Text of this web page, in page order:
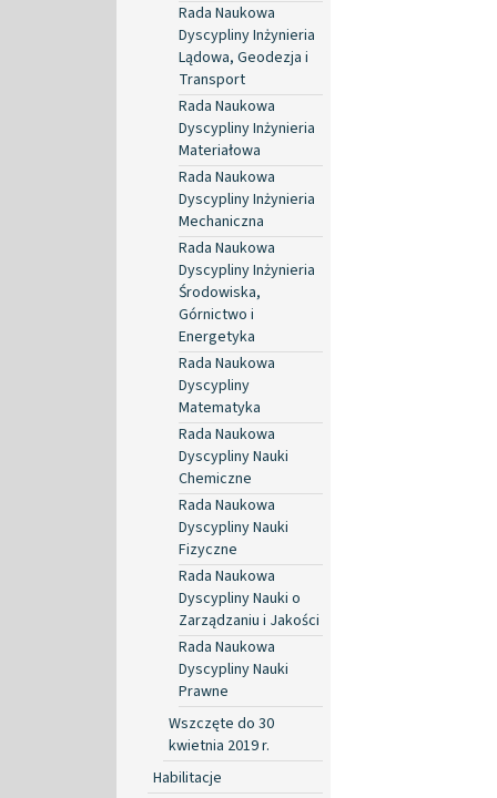
Rada Naukowa
Dyscypliny Inżynieria
Lądowa, Geodezja i
Transport
Rada Naukowa
Dyscypliny Inżynieria
Materiałowa
Rada Naukowa
Dyscypliny Inżynieria
Mechaniczna
Rada Naukowa
Dyscypliny Inżynieria
Środowiska,
Górnictwo i
Energetyka
Rada Naukowa
Dyscypliny
Matematyka
Rada Naukowa
Dyscypliny Nauki
Chemiczne
Rada Naukowa
Dyscypliny Nauki
Fizyczne
Rada Naukowa
Dyscypliny Nauki o
Zarządzaniu i Jakości
Rada Naukowa
Dyscypliny Nauki
Prawne
Wszczęte do 30
kwietnia 2019 r.
Habilitacje